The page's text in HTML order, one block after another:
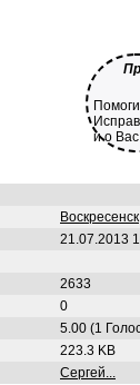
и о
Воскресенск
21.07.2013
2633
0
5.00 (1
223.3 KB
Сергей...